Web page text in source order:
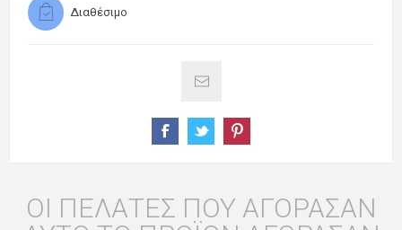
Διαθέσιμο
ΟΙ ΠΕΛΆΤΕΣ ΠΟΥ ΑΓΌΡΑΣΑΝ